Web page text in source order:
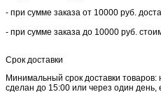
- при сумме заказа от 10000 руб.
- при сумме заказа до 10000 руб.
Срок доставки
Минимальный срок доставки
сделан до 15:00 или через один день,